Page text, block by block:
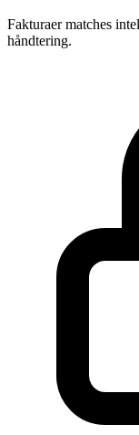
Fakturaer matches
håndtering.